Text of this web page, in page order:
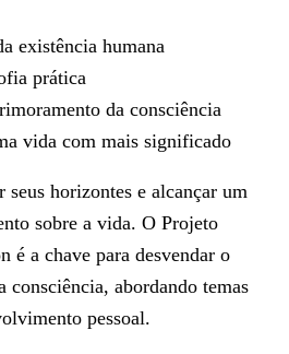
existência humana
prática
da consciência
vida com mais significado
seus horizontes e alcançar um
sobre a vida. O Projeto
é a chave para desvendar o
consciência, abordando temas
pessoal.